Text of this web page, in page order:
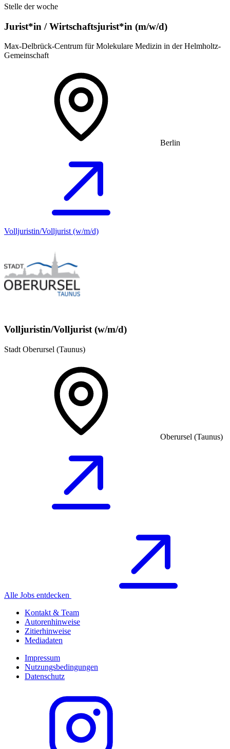
Stelle der woche
Jurist*in / Wirtschafts­jurist*in (m/w/d)
Max-Delbrück-Centrum für Molekulare Medizin in der Helmholtz-
Gemeinschaft
Berlin
Volljuristin/Volljurist (w/m/d)
Volljuristin/Volljurist (w/m/d)
Stadt Oberursel (Taunus)
Oberursel (Taunus)
Alle Jobs entdecken
Kontakt & Team
Autorenhinweise
Zitierhinweise
Mediadaten
Impressum
Nutzungsbedingungen
Datenschutz